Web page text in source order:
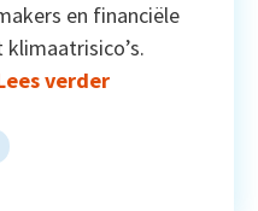
en financiële
verder